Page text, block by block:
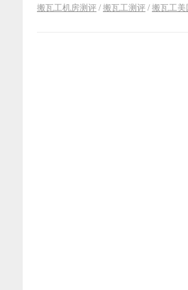
搬瓦工机房测评/搬瓦工测评/搬瓦工